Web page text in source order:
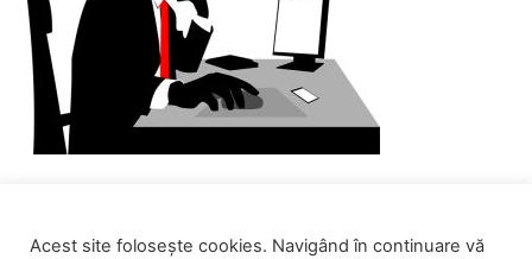
Acest site folosește cookies. Navigând în continuare vă